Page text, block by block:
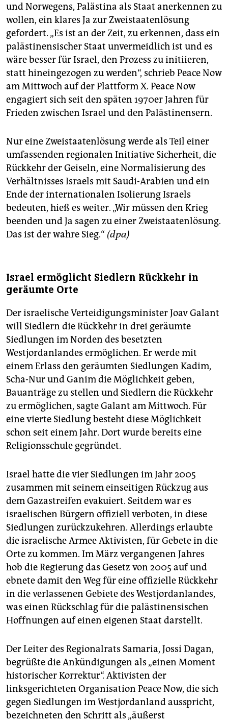
und Norwegens, Palästina als Staat anerkennen zu
wollen, ein klares Ja zur Zweistaatenlösung
gefordert. „Es ist an der Zeit, zu erkennen, dass ein
palästinensischer Staat unvermeidlich ist und es
wäre besser für Israel, den Prozess zu initiieren,
statt hineingezogen zu werden“, schrieb Peace Now
am Mittwoch auf der Plattform X. Peace Now
engagiert sich seit den späten 1970er Jahren für
Frieden zwischen Israel und den Palästinensern.
Nur eine Zweistaatenlösung werde als Teil einer
umfassenden regionalen Initiative Sicherheit, die
Rückkehr der Geiseln, eine Normalisierung des
Verhältnisses Israels mit Saudi-Arabien und ein
Ende der internationalen Isolierung Israels
bedeuten, hieß es weiter. „Wir müssen den Krieg
beenden und Ja sagen zu einer Zweistaatenlösung.
Das ist der wahre Sieg.“ (dpa)
Israel ermöglicht Siedlern Rückkehr in
geräumte Orte
Der israelische Verteidigungsminister Joav Galant
will Siedlern die Rückkehr in drei geräumte
Siedlungen im Norden des besetzten
Westjordanlandes ermöglichen. Er werde mit
einem Erlass den geräumten Siedlungen Kadim,
Scha-Nur und Ganim die Möglichkeit geben,
Bauanträge zu stellen und Siedlern die Rückkehr
zu ermöglichen, sagte Galant am Mittwoch. Für
eine vierte Siedlung besteht diese Möglichkeit
schon seit einem Jahr. Dort wurde bereits eine
Religionsschule gegründet.
Israel hatte die vier Siedlungen im Jahr 2005
zusammen mit seinem einseitigen Rückzug aus
dem Gazastreifen evakuiert. Seitdem war es
israelischen Bürgern offiziell verboten, in diese
Siedlungen zurückzukehren. Allerdings erlaubte
die israelische Armee Aktivisten, für Gebete in die
Orte zu kommen. Im März vergangenen Jahres
hob die Regierung das Gesetz von 2005 auf und
ebnete damit den Weg für eine offizielle Rückkehr
in die verlassenen Gebiete des Westjordanlandes,
was einen Rückschlag für die palästinensischen
Hoffnungen auf einen eigenen Staat darstellt.
Der Leiter des Regionalrats Samaria, Jossi Dagan,
begrüßte die Ankündigungen als „einen Moment
historischer Korrektur“. Aktivisten der
linksgerichteten Organisation Peace Now, die sich
gegen Siedlungen im Westjordanland ausspricht,
bezeichneten den Schritt als „äußerst